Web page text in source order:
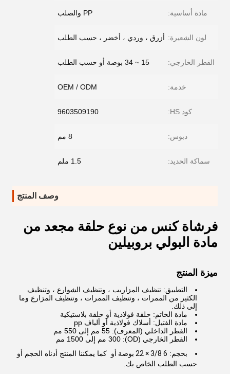
مادة أساسية: PP والصلب
لون الشعيرة: أزرق ، وردي ، أخضر ، حسب الطلب
القطر الخارجي: 15 ~ 34 بوصة أو حسب الطلب
خدمة: OEM / ODM
كود HS: 9603509190
دبوس: 8 مم
سماكة الحديد: 1.5 ملم
وصف المنتج
فرشاة كنس من نوع حلقة مجعد من
مادة البولي بروبيلين
ميزة المنتج
التطبيق: تنظيف المزاريب ، وتنظيف الشوارع ، وتنظيف
الكثير من الممرات ، وتنظيف الممرات ، وتنظيف المزارع وما
إلى ذلك.
مادة الخاتم: حلقة فولاذية أو حلقة بلاستيكية
مادة الفتيل: أسلاك فولاذية أو ألياف pp
القطر الداخلي (المعرف): 55 مم إلى 550 مم
القطر الخارجي (OD): 300 مم إلى 1500 مم
بحجم: 6 3/8 × 22 بوصة أو
كما يمكننا المنتج أدناه الحجم أو
حسب الطلب الخاص بك.